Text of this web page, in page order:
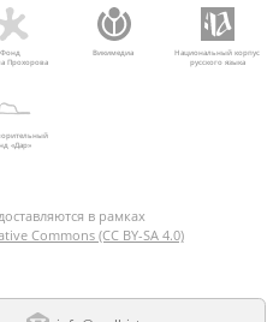
Фонд
Прохорова
Викимедиа
Национальный корпус
русского языка
«Дар»
в рамках
Commons (CC BY-SA 4.0)